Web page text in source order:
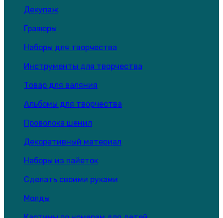
Декупаж
Гравюры
Наборы для творчества
Инструменты для творчества
Товар для валяния
Альбомы для творчества
Проволока шенил
Декоративный материал
Наборы из пайеток
Сделать своими руками
Молды